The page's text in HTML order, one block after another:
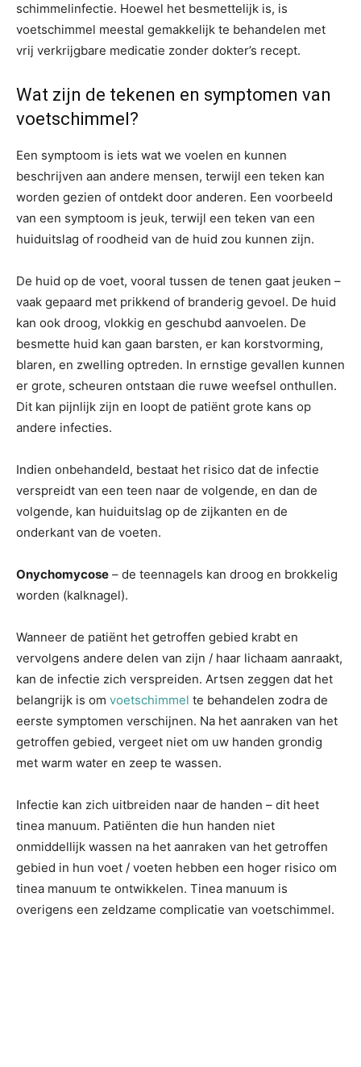
schimmelinfectie. Hoewel het besmettelijk is, is
voetschimmel meestal gemakkelijk te behandelen met
vrij verkrijgbare medicatie zonder dokter’s recept.
Wat zijn de tekenen en symptomen van
voetschimmel?
Een symptoom is iets wat we voelen en kunnen
beschrijven aan andere mensen, terwijl een teken kan
worden gezien of ontdekt door anderen. Een voorbeeld
van een symptoom is jeuk, terwijl een teken van een
huiduitslag of roodheid van de huid zou kunnen zijn.
De huid op de voet, vooral tussen de tenen gaat jeuken –
vaak gepaard met prikkend of branderig gevoel. De huid
kan ook droog, vlokkig en geschubd aanvoelen. De
besmette huid kan gaan barsten, er kan korstvorming,
blaren, en zwelling optreden. In ernstige gevallen kunnen
er grote, scheuren ontstaan die ruwe weefsel onthullen.
Dit kan pijnlijk zijn en loopt de patiënt grote kans op
andere infecties.
Indien onbehandeld, bestaat het risico dat de infectie
verspreidt van een teen naar de volgende, en dan de
volgende, kan huiduitslag op de zijkanten en de
onderkant van de voeten.
Onychomycose – de teennagels kan droog en brokkelig
worden (kalknagel).
Wanneer de patiënt het getroffen gebied krabt en
vervolgens andere delen van zijn / haar lichaam aanraakt,
kan de infectie zich verspreiden. Artsen zeggen dat het
belangrijk is om voetschimmel te behandelen zodra de
eerste symptomen verschijnen. Na het aanraken van het
getroffen gebied, vergeet niet om uw handen grondig
met warm water en zeep te wassen.
Infectie kan zich uitbreiden naar de handen – dit heet
tinea manuum. Patiënten die hun handen niet
onmiddellijk wassen na het aanraken van het getroffen
gebied in hun voet / voeten hebben een hoger risico om
tinea manuum te ontwikkelen. Tinea manuum is
overigens een zeldzame complicatie van voetschimmel.